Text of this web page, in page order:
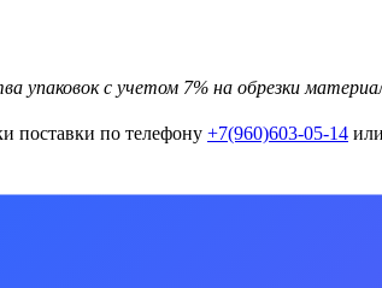
упаковок с учетом 7% на обрезки
поставки по телефону +7(960)603-05-14